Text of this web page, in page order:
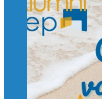
il y a 2 mois
Voir sur Facebook ·
🙏 Soutenez
et contribuons
d’ingénieurs de
Merci à tous !